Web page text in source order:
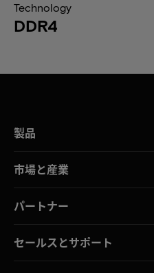
Technology
DDR4
製品
市場と産業
パートナー
セールスとサポート